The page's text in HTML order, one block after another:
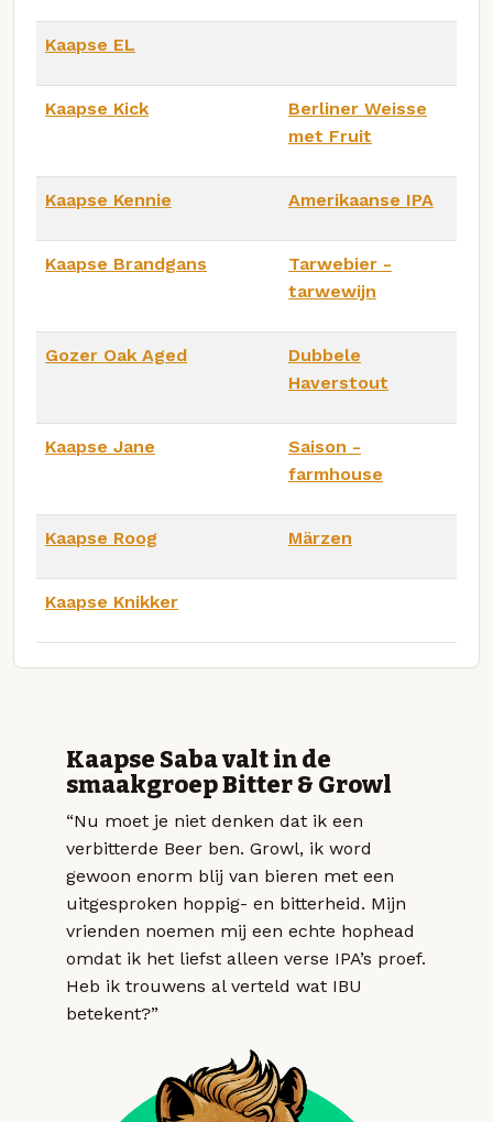
Kaapse EL
Kaapse Kick
Berliner Weisse
met Fruit
Kaapse Kennie Amerikaanse IPA
Kaapse Brandgans
Tarwebier -
tarwewijn
Gozer Oak Aged
Dubbele
Haverstout
Kaapse Jane
Saison -
farmhouse
Kaapse Roog Märzen
Kaapse Knikker
Kaapse Saba valt in de
smaakgroep Bitter & Growl
“Nu moet je niet denken dat ik een
verbitterde Beer ben. Growl, ik word
gewoon enorm blij van bieren met een
uitgesproken hoppig- en bitterheid. Mijn
vrienden noemen mij een echte hophead
omdat ik het liefst alleen verse IPA’s proef.
Heb ik trouwens al verteld wat IBU
betekent?”